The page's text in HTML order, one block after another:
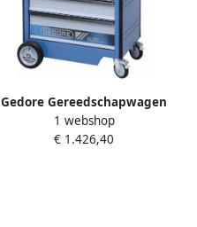
Gedore Gereedschapwagen
(7 laden) 2827379
1 webshop
€ 1.426,40